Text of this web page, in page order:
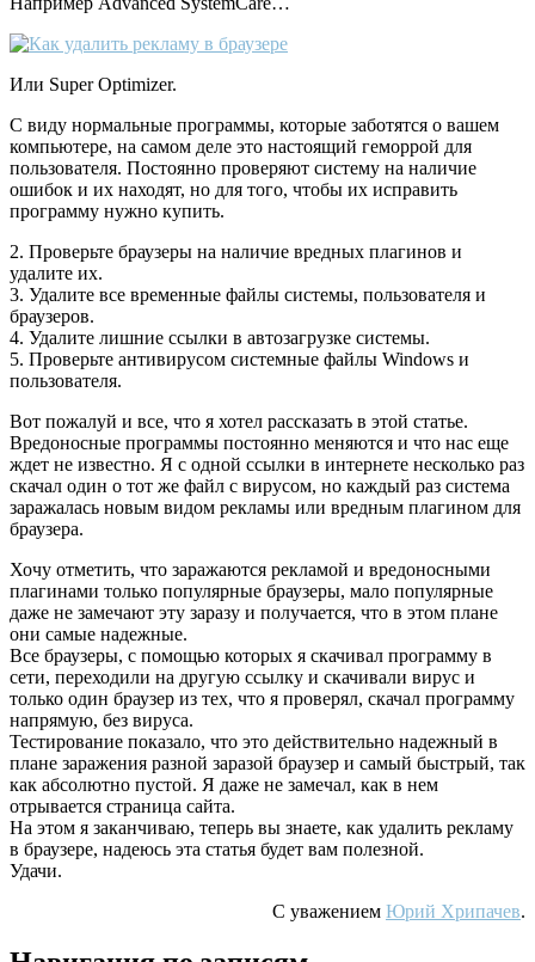
Или Super Optimizer.
С виду нормальные программы, которые заботятся о вашем
компьютере, на самом деле это настоящий геморрой для
пользователя. Постоянно проверяют систему на наличие
ошибок и их находят, но для того, чтобы их исправить
программу нужно купить.
2. Проверьте браузеры на наличие вредных плагинов и
удалите их.
3. Удалите все временные файлы системы, пользователя и
браузеров.
4. Удалите лишние ссылки в автозагрузке системы.
5. Проверьте антивирусом системные файлы Windows и
пользователя.
Вот пожалуй и все, что я хотел рассказать в этой статье.
Вредоносные программы постоянно меняются и что нас еще
ждет не известно. Я с одной ссылки в интернете несколько раз
скачал один о тот же файл с вирусом, но каждый раз система
заражалась новым видом рекламы или вредным плагином для
браузера.
Хочу отметить, что заражаются рекламой и вредоносными
плагинами только популярные браузеры, мало популярные
даже не замечают эту заразу и получается, что в этом плане
они самые надежные.
Все браузеры, с помощью которых я скачивал программу в
сети, переходили на другую ссылку и скачивали вирус и
только один браузер из тех, что я проверял, скачал программу
напрямую, без вируса.
Тестирование показало, что это действительно надежный в
плане заражения разной заразой браузер и самый быстрый, так
как абсолютно пустой. Я даже не замечал, как в нем
отрывается страница сайта.
На этом я заканчиваю, теперь вы знаете, как удалить рекламу
в браузере, надеюсь эта статья будет вам полезной.
Удачи.
С уважением Юрий Хрипачев.